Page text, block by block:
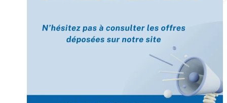
[Enquête IESF 2026] Top départ 🚀
👩‍🎓 Ingénieurs diplômés, vous avez jusqu’au 31
mai pour participer et faire entendre votre voix !
Depuis plus de 60 ans, cette enquête vise à établir
un panorama complet de la situation socio-
professionnelle des ingénieurs et scientifiques
français.
Prénom
Mot de passe